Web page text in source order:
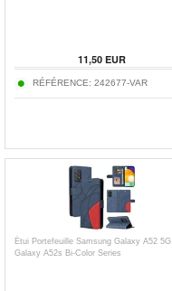
11,50EUR
RÉFÉRENCE: 242677-VAR
Étui Portefeuille Samsung Galaxy A52 5G,
Galaxy A52s Bi-Color Series